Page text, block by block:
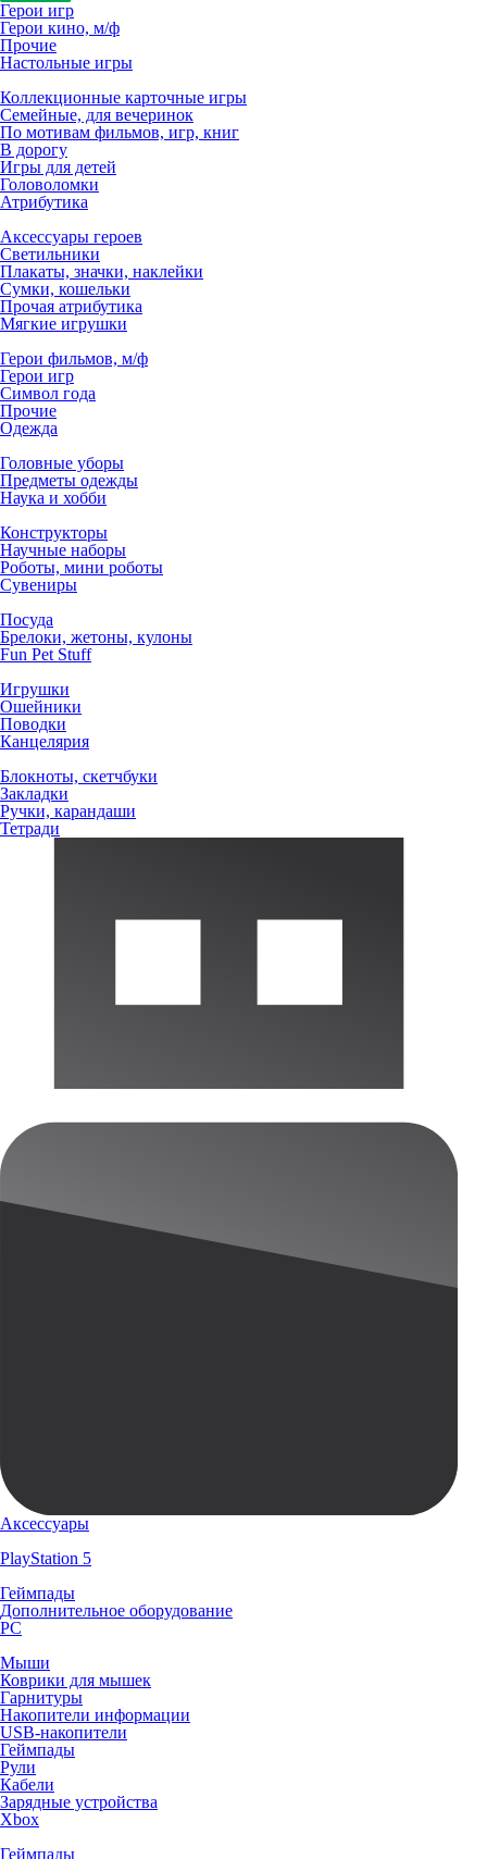
Герои игр
Герои кино, м/ф
Прочие
Настольные игры
Коллекционные карточные игры
Семейные, для вечеринок
По мотивам фильмов, игр, книг
В дорогу
Игры для детей
Головоломки
Атрибутика
Аксессуары героев
Светильники
Плакаты, значки, наклейки
Сумки, кошельки
Прочая атрибутика
Мягкие игрушки
Герои фильмов, м/ф
Герои игр
Символ года
Прочие
Одежда
Головные уборы
Предметы одежды
Наука и хобби
Конструкторы
Научные наборы
Роботы, мини роботы
Сувениры
Посуда
Брелоки, жетоны, кулоны
Fun Pet Stuff
Игрушки
Ошейники
Поводки
Канцелярия
Блокноты, скетчбуки
Закладки
Ручки, карандаши
Тетради
Аксессуары
PlayStation 5
Геймпады
Дополнительное оборудование
PC
Мыши
Коврики для мышек
Гарнитуры
Накопители информации
USB-накопители
Геймпады
Рули
Кабели
Зарядные устройства
Xbox
Геймпады